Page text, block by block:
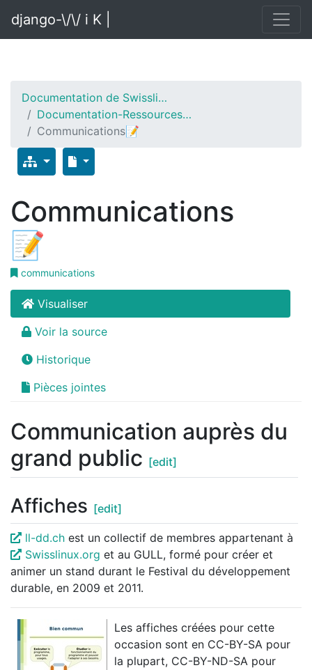
django-\/\/ i K |
Documentation de Swissli…
Documentation-Ressources…
Communications📝
Communications
📝
communications
Visualiser
Voir la source
Historique
Pièces jointes
Communication auprès du
grand public [edit]
Affiches [edit]
ll-dd.ch est un collectif de membres appartenant à
Swisslinux.org et au GULL, formé pour créer et
animer un stand durant le Festival du développement
durable, en 2009 et 2011.
Les affiches créées pour cette
occasion sont en CC-BY-SA pour
la plupart, CC-BY-ND-SA pour